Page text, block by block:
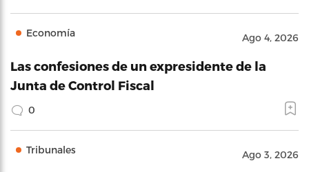
Economía Ago 4, 2026
Las confesiones de un expresidente de la
Junta de Control Fiscal
0
Tribunales Ago 3, 2026